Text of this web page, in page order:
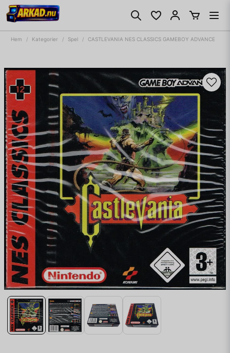
Hem Kategorier Spel CASTLEVANIA NES CLASSICS GAMEBOY ADVANCE